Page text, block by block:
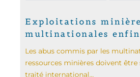
Exploitations
multinationales enfin
Les abus commis par les
ressources minières doivent être
traité international...